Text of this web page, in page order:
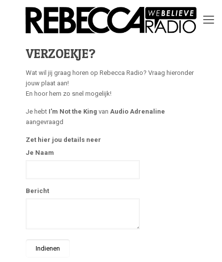
VERZOEKJE?
Wat wil jij graag horen op Rebecca Radio? Vraag hieronder
jouw plaat aan!
En hoor hem zo snel mogelijk!
Je hebt I'm Not the King van Audio Adrenaline
aangevraagd
Zet hier jou details neer
Je Naam
Bericht